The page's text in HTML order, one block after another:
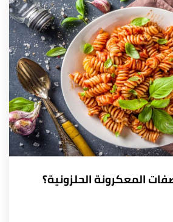
المعكرونة الحلزونية؟